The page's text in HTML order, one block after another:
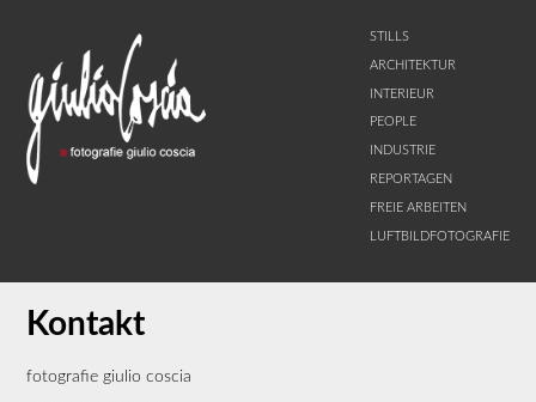
STILLS
ARCHITEKTUR
INTERIEUR
PEOPLE
INDUSTRIE
REPORTAGEN
FREIE ARBEITEN
LUFTBILDFOTOGRAFIE
Kontakt
fotografie giulio coscia